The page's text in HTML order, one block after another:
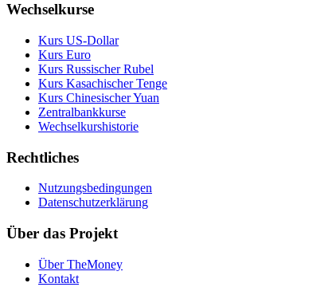
Wechselkurse
Kurs US‑Dollar
Kurs Euro
Kurs Russischer Rubel
Kurs Kasachischer Tenge
Kurs Chinesischer Yuan
Zentralbankkurse
Wechselkurshistorie
Rechtliches
Nutzungsbedingungen
Datenschutzerklärung
Über das Projekt
Über TheMoney
Kontakt